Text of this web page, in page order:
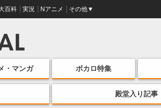
百科 実況 Nアニメ その他▼
・マンガ ボカロ特集
殿堂入り記事